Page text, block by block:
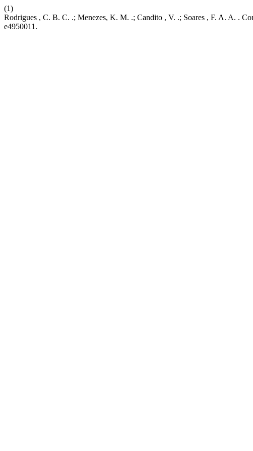
(1)
Rodrigues , C. B. C. .; Menezes, K. M. .; Candito , V. .; Soares , F. A. A. .
e4950011.